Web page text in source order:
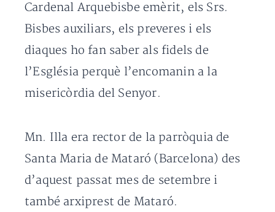
Cardenal Arquebisbe emèrit, els Srs.
Bisbes auxiliars, els preveres i els
diaques ho fan saber als fidels de
l’Església perquè l’encomanin a la
misericòrdia del Senyor.
Mn. Illa era rector de la parròquia de
Santa Maria de Mataró (Barcelona) des
d’aquest passat mes de setembre i
també arxiprest de Mataró.